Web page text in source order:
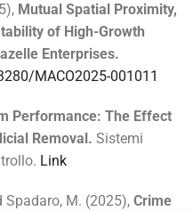
Mutual Spatial Proximity,
of High-Growth
Enterprises.
MACO2025-001011
Performance: The Effect
Removal. Sistemi
Link
Spadaro, M. (2025), Crime